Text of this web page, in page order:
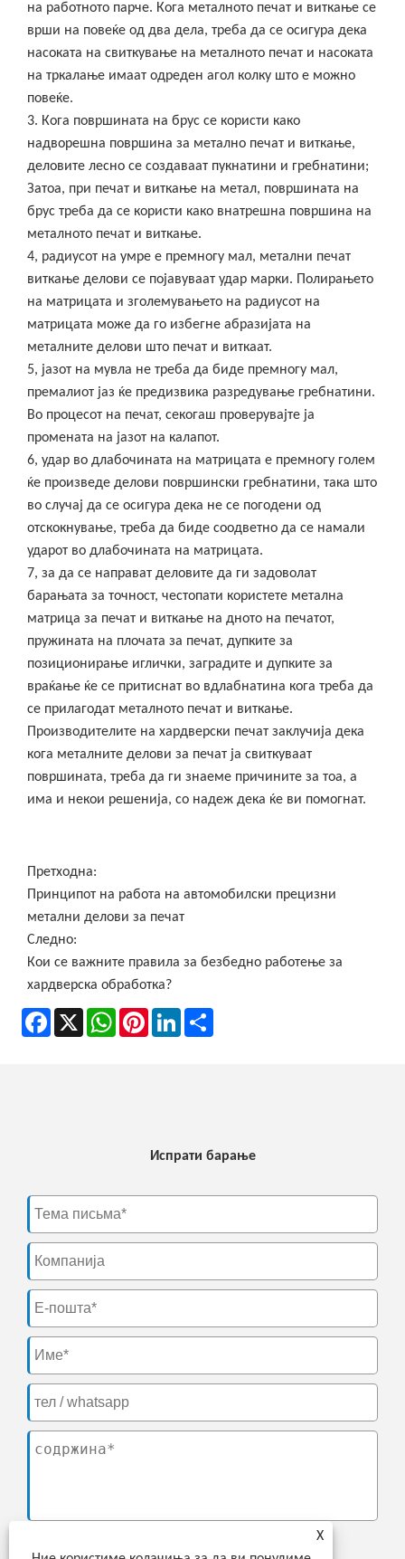
на работното парче. Кога металното печат и виткање се
врши на повеќе од два дела, треба да се осигура дека
насоката на свиткување на металното печат и насоката
на тркалање имаат одреден агол колку што е можно
повеќе.
3. Кога површината на брус се користи како
надворешна површина за метално печат и виткање,
деловите лесно се создаваат пукнатини и гребнатини;
Затоа, при печат и виткање на метал, површината на
брус треба да се користи како внатрешна површина на
металното печат и виткање.
4, радиусот на умре е премногу мал, метални печат
виткање делови се појавуваат удар марки. Полирањето
на матрицата и зголемувањето на радиусот на
матрицата може да го избегне абразијата на
металните делови што печат и виткаат.
5, јазот на мувла не треба да биде премногу мал,
премалиот јаз ќе предизвика разредување гребнатини.
Во процесот на печат, секогаш проверувајте ја
промената на јазот на калапот.
6, удар во длабочината на матрицата е премногу голем
ќе произведе делови површински гребнатини, така што
во случај да се осигура дека не се погодени од
отскокнување, треба да биде соодветно да се намали
ударот во длабочината на матрицата.
7, за да се направат деловите да ги задоволат
барањата за точност, честопати користете метална
матрица за печат и виткање на дното на печатот,
пружината на плочата за печат, дупките за
позиционирање иглички, заградите и дупките за
враќање ќе се притиснат во вдлабнатина кога треба да
се прилагодат металното печат и виткање.
Производителите на хардверски печат заклучија дека
кога металните делови за печат ја свиткуваат
површината, треба да ги знаеме причините за тоа, а
има и некои решенија, со надеж дека ќе ви помогнат.
Претходна:
Принципот на работа на автомобилски прецизни
метални делови за печат
Следно:
Кои се важните правила за безбедно работење за
хардверска обработка?
Facebook
X WhatsAppPinterestLinkedIn
Испрати барање
X